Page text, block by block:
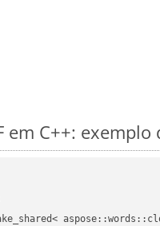
em C++: exemplo